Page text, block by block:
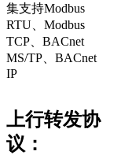
集支持Modbus
RTU、Modbus
TCP、BACnet
MS/TP、BACnet
IP
上行转发协
议：